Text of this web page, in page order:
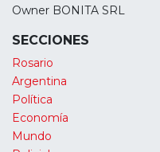
Owner BONITA SRL
SECCIONES
Rosario
Argentina
Política
Economía
Mundo